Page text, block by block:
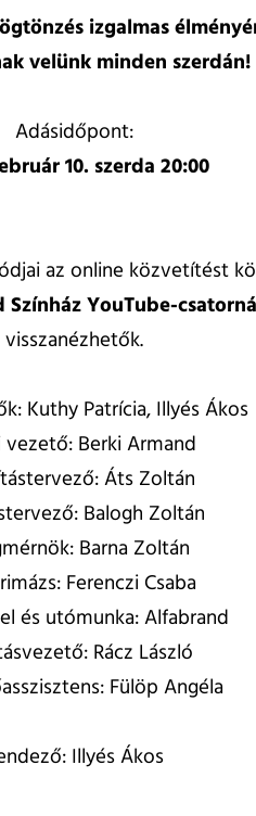
izgalmas
velünk minden szerdán!
Adásidőpont:
10. szerda 20:00
az online közvetítést
Színház YouTube-
visszanézhetők.
Kuthy Patrícia, Illyés Ákos
vezető: Berki Armand
Áts Zoltán
Balogh Zoltán
Barna Zoltán
Ferenczi Csaba
és utómunka: Alfabrand
Rácz László
Fülöp Angéla
Illyés Ákos